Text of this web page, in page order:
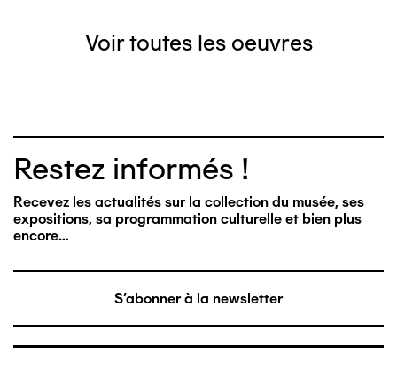
Voir toutes les oeuvres
Restez informés !
Recevez les actualités sur la collection du musée, ses
expositions, sa programmation culturelle et bien plus
encore…
S'abonner à la newsletter